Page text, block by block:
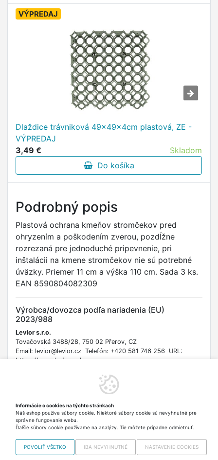
VÝPREDAJ
Dlaždice trávniková 49x49x4cm plastová, ZE -
VÝPREDAJ
3,49 €
Skladom
Do košíka
Podrobný popis
Plastová ochrana kmeňov stromčekov pred
ohryzením a poškodením zverou, pozdĺžne
rozrezaná pre jednoduché pripevnenie, pri
inštalácii na kmene stromčekov nie sú potrebné
úväzky. Priemer 11 cm a výška 110 cm. Sada 3 ks.
EAN 8590804082309
Výrobca/dovozca podľa nariadenia (EU)
2023/988
Levior s.r.o.
Tovačovská 3488/28, 750 02 Přerov, CZ
Email: levior@levior.cz Telefón: +420 581 746 256 URL:
https://www.levior.cz/
Bezpečnostné informácie
všeobecnej bezpečnosti výrobkov: Používajte výhradne na
určený účel. Uchovávajte mimo dosahu detí. Dodržiavajte
pokyny výrobcu. Nepoužívajte poškodený výrobok.
Copyright © 2012-2026 VISO TRADE s.r.o.,
Informácie o cookies na týchto stránkach
Náš eshop používa súbory cookie. Niektoré súbory cookie sú nevyhnutné pre
správne fungovanie webu.
Ďalšie súbory cookie používame na analýzy. Tie môžete prípadne odmietnuť.
POVOLIŤ VŠETKO IBA NEVYHNUTNÉ NASTAVENIE COOKIES